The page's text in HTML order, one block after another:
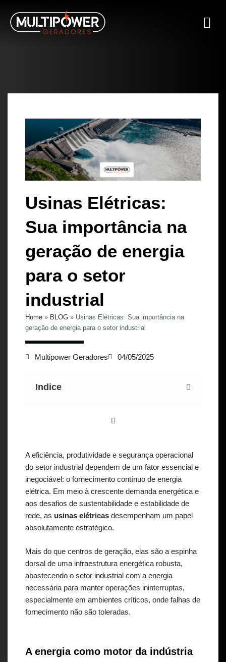
Usinas Elétricas:
Sua importância na
geração de energia
para o setor
industrial
Home » BLOG » Usinas Elétricas: Sua importância na
geração de energia para o setor industrial
Multipower Geradores 04/05/2025
Indice
A eficiência, produtividade e segurança operacional
do setor industrial dependem de um fator essencial e
inegociável: o fornecimento contínuo de energia
elétrica. Em meio à crescente demanda energética e
aos desafios de sustentabilidade e estabilidade de
rede, as usinas elétricas desempenham um papel
absolutamente estratégico.
Mais do que centros de geração, elas são a espinha
dorsal de uma infraestrutura energética robusta,
abastecendo o setor industrial com a energia
necessária para manter operações ininterruptas,
especialmente em ambientes críticos, onde falhas de
fornecimento não são toleradas.
A energia como motor da indústria